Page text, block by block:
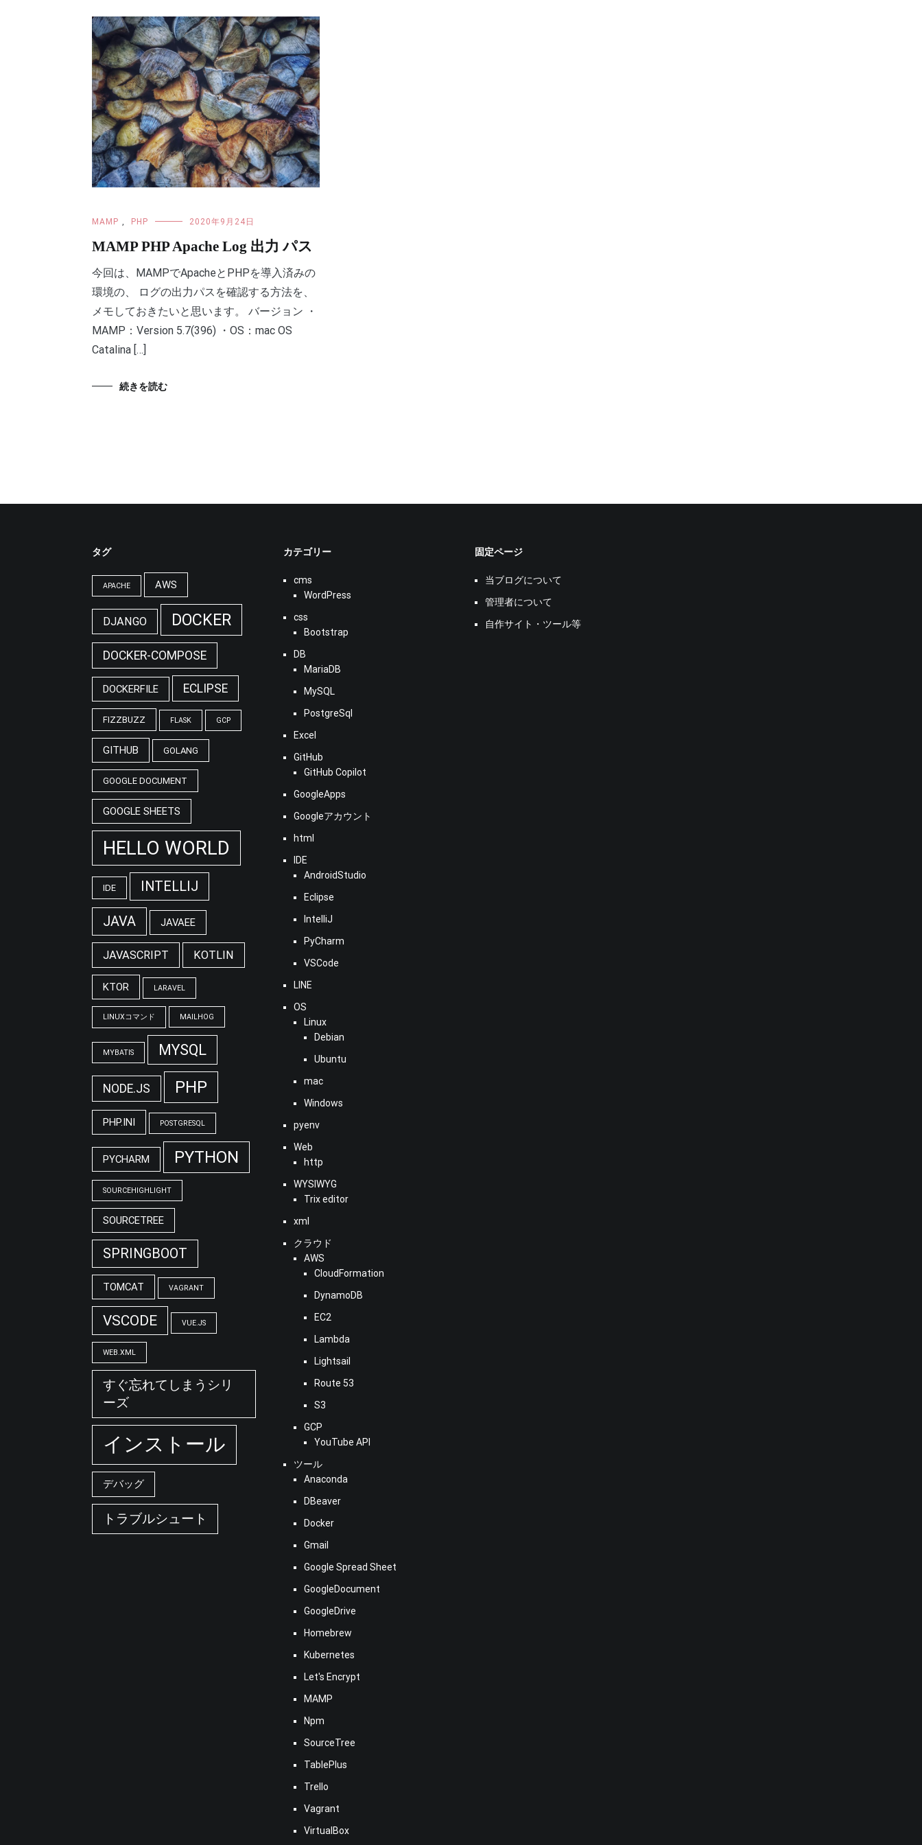
MAMP PHP 2020年9月24日
MAMP PHP Apache Log 出力 パス
今回は、MAMPでApacheとPHPを導入済みの
環境の、 ログの出力パスを確認する方法を、
メモしておきたいと思います。 バージョン ・
MAMP：Version 5.7(396) ・OS：mac OS
Catalina […]
続きを読む
タグ
APACHE AWS
DJANGO DOCKER
DOCKER-COMPOSE
DOCKERFILE ECLIPSE
FIZZBUZZ FLASK GCP
GITHUB GOLANG
GOOGLE DOCUMENT
GOOGLE SHEETS
HELLO WORLD
IDE INTELLIJ
JAVA JAVAEE
JAVASCRIPT KOTLIN
KTOR LARAVEL
LINUXコマンド MAILHOG
MYBATIS MYSQL
NODE.JS PHP
PHP.INI POSTGRESQL
PYCHARM PYTHON
SOURCEHIGHLIGHT
SOURCETREE
SPRINGBOOT
TOMCAT VAGRANT
VSCODE VUE.JS
WEB.XML
すぐ忘れてしまうシリ
ーズ
インストール
デバッグ
トラブルシュート
カテゴリー
cms
WordPress
css
Bootstrap
DB
MariaDB
MySQL
PostgreSql
Excel
GitHub
GitHub Copilot
GoogleApps
Googleアカウント
html
IDE
AndroidStudio
Eclipse
IntelliJ
PyCharm
VSCode
LINE
OS
Linux
Debian
Ubuntu
mac
Windows
pyenv
Web
http
WYSIWYG
Trix editor
xml
クラウド
AWS
CloudFormation
DynamoDB
EC2
Lambda
Lightsail
Route 53
S3
GCP
YouTube API
ツール
Anaconda
DBeaver
Docker
Gmail
Google Spread Sheet
GoogleDocument
GoogleDrive
Homebrew
Kubernetes
Let's Encrypt
MAMP
Npm
SourceTree
TablePlus
Trello
Vagrant
VirtualBox
固定ページ
当ブログについて
管理者について
自作サイト・ツール等